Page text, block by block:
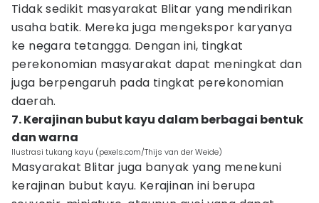
Tidak sedikit masyarakat Blitar yang mendirikan
usaha batik. Mereka juga mengekspor karyanya
ke negara tetangga. Dengan ini, tingkat
perekonomian masyarakat dapat meningkat dan
juga berpengaruh pada tingkat perekonomian
daerah.
7. Kerajinan bubut kayu dalam berbagai bentuk
dan warna
Ilustrasi tukang kayu (pexels.com/Thijs van der Weide)
Masyarakat Blitar juga banyak yang menekuni
kerajinan bubut kayu. Kerajinan ini berupa